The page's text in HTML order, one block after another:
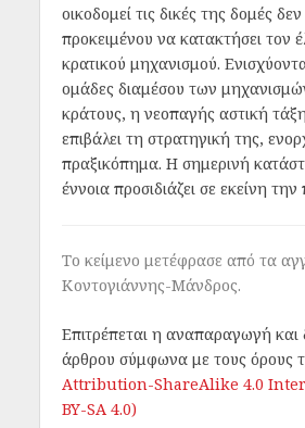
οικοδομεί τις δικές της δομές
προκειμένου να κατακτήσει τον
κρατικού μηχανισμού.
ομάδες διαμέσου των
κράτους, η νεοπαγής αστική
επιβάλει τη στρατηγική της,
πραξικόπημα. Η σημερινή
έννοια προσιδιάζει σε εκείνη την
Το κείμενο μετέφρασε από τα
Κοντογιάννης-Μάνδρος.
Επιτρέπεται η αναπαραγωγή και
άρθρου σύμφωνα με τους όρους
Attribution-ShareAlike 4.0
BY-SA 4.0)